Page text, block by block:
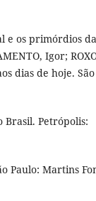
e os primórdios
Igor;
dias de hoje. São
Brasil. Petrópolis:
Paulo: Martins